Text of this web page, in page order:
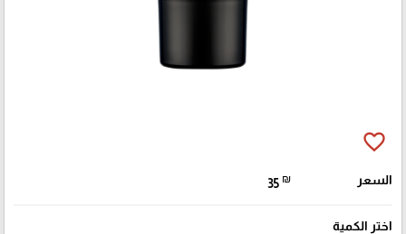
favorite_border
السعر 35 ₪
اختر الكمية